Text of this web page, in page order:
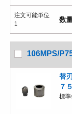
注文可能単位
1
数
106MPS/
替
７
標準